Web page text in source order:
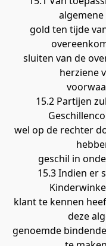
gold ten tijde
sluiten van de
herziene
15.2 Partijen
wel op de rechter
geschil in
15.3 Indien er
klant te kennen
deze
genoemde